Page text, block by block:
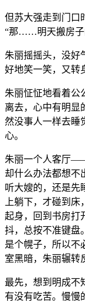
但苏大强走到门口
“那……明天搬房子
朱丽摇摇头，没好
好地笑一笑，又转
朱丽怔怔地看着公
离去，心中有明显
然没事人一样去睡
心。
朱丽一个人客厅
却什么办法都想不
听大嫂的，还是先
上躺下，才碰到
起身，回到书房打
抖，总按不准键盘
是个幌子，所以不
室黑暗，朱丽辗转
最先，想到明成不
有没有吃苦。慢慢